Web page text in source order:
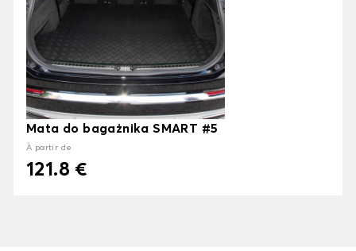
Mata do bagażnika SMART #5
À partir de
121.8 €